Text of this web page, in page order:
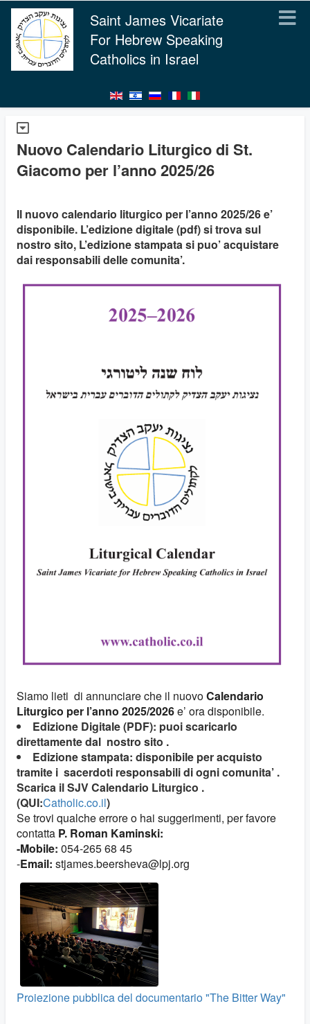
Saint James Vicariate
For Hebrew Speaking
Catholics in Israel
Nuovo Calendario Liturgico di St.
Giacomo per l’anno 2025/26
Il nuovo calendario liturgico per l’anno 2025/26 e’
disponibile. L’edizione digitale (pdf) si trova sul
nostro sito, L’edizione stampata si puo’ acquistare
dai responsabili delle comunita’.
Siamo lieti di annunciare che il nuovoCalendario
Liturgico per l’anno 2025/2026e’ ora disponibile.
Edizione Digitale (PDF): puoi scaricarlo
direttamente dal nostro sito .
Edizione stampata: disponibile per acquisto
tramite i sacerdoti responsabili di ogni comunita’ .
Scarica il SJV Calendario Liturgico .
(QUI:Catholic.co.il)
Se trovi qualche errore o hai suggerimenti, per favore
contatta P. Roman Kaminski:
-Mobile: 054-265 68 45
-Email: stjames.beersheva@lpj.org
Proiezione pubblica del documentario "The Bitter Way"